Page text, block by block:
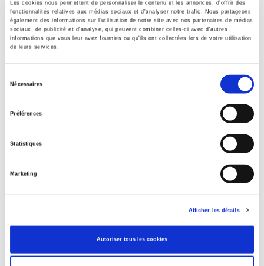
Les cookies nous permettent de personnaliser le contenu et les annonces, d'offrir des
fonctionnalités relatives aux médias sociaux et d'analyser notre trafic. Nous partageons
également des informations sur l'utilisation de notre site avec nos partenaires de médias
sociaux, de publicité et d'analyse, qui peuvent combiner celles-ci avec d'autres
informations que vous leur avez fournies ou qu'ils ont collectées lors de votre utilisation
de leurs services.
Nécessaires
Préférences
Statistiques
Marketing
Afficher les détails
Autoriser tous les cookies
Co-éditeur
Presses de l'Université de Montréal
Auteur
Bernard Lacroix
Collection
Académique
français
Internet Hierarchy
Internet Hierarchy
CLIL (Version 2013-2019 )